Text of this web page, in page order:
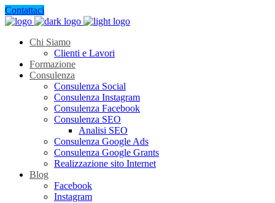
Contattaci
Chi Siamo
Clienti e Lavori
Formazione
Consulenza
Consulenza Social
Consulenza Instagram
Consulenza Facebook
Consulenza SEO
Analisi SEO
Consulenza Google Ads
Consulenza Google Grants
Realizzazione sito Internet
Blog
Facebook
Instagram